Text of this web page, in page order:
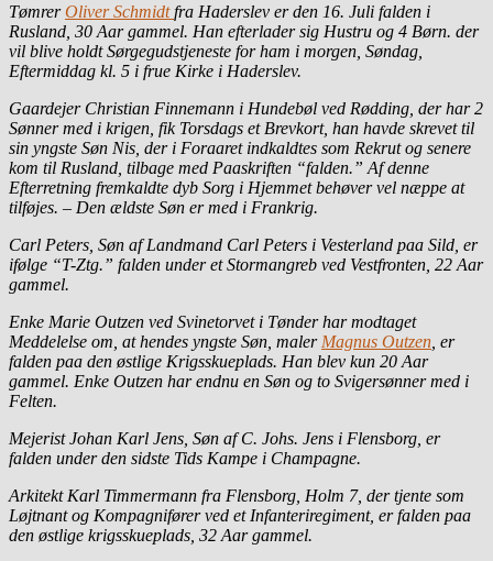
TømrerOliver Schmidtfra Haderslev er den 16. Juli falden i
Rusland, 30 Aar gammel. Han efterlader sig Hustru og 4 Børn. der
vil blive holdt Sørgegudstjeneste for ham i morgen, Søndag,
Eftermiddag kl. 5 i frue Kirke i Haderslev.
Gaardejer Christian Finnemann i Hundebøl ved Rødding, der har 2
Sønner med i krigen, fik Torsdags et Brevkort, han havde skrevet til
sin yngste Søn Nis, der i Foraaret indkaldtes som Rekrut og senere
kom til Rusland, tilbage med Paaskriften “falden.” Af denne
Efterretning fremkaldte dyb Sorg i Hjemmet behøver vel næppe at
tilføjes. – Den ældste Søn er med i Frankrig.
Carl Peters, Søn af Landmand Carl Peters i Vesterland paa Sild, er
ifølge “T-Ztg.” falden under et Stormangreb ved Vestfronten, 22 Aar
gammel.
Enke Marie Outzen ved Svinetorvet i Tønder har modtaget
Meddelelse om, at hendes yngste Søn, maler Magnus Outzen , er
falden paa den østlige Krigsskueplads. Han blev kun 20 Aar
gammel. Enke Outzen har endnu en Søn og to Svigersønner med i
Felten.
Mejerist Johan Karl Jens, Søn af C. Johs. Jens i Flensborg, er
falden under den sidste Tids Kampe i Champagne.
Arkitekt Karl Timmermann fra Flensborg, Holm 7, der tjente som
Løjtnant og Kompagnifører ved et Infanteriregiment, er falden paa
den østlige krigsskueplads, 32 Aar gammel.